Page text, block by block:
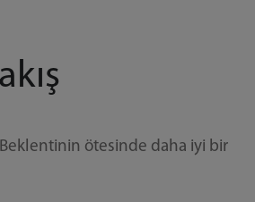
ötesinde daha iyi bir